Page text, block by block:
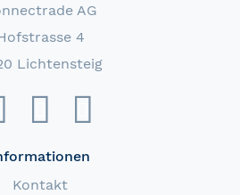
AG
4
Lichtensteig
Kontakt